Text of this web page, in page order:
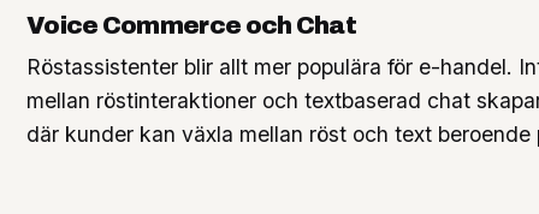
Voice Commerce och Chat
Röstassistenter blir allt mer populära för e-handel.
mellan röstinteraktioner och textbaserad chat
där kunder kan växla mellan röst och text beroende